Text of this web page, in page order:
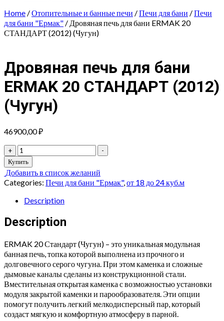
Home /Отопительные и банные печи /Печи для бани /Печи
для бани "Ермак" / Дровяная печь для бани ERMAK 20
СТАНДАРТ (2012) (Чугун)
Дровяная печь для бани
ERMAK 20 СТАНДАРТ (2012)
(Чугун)
46900,00₽
+
Дровяная
печь
для
бани
ERMAK
20
СТАНДАРТ
(2012)
(Чугун)
-
Купить
Добавить в список желаний
Categories: Печи для бани "Ермак", от 18 до 24 куб.м
Description
Description
ERMAK 20 Стандарт (Чугун) – это уникальная модульная
банная печь, топка которой выполнена из прочного и
долговечного серого чугуна. При этом каменка и сложные
дымовые каналы сделаны из конструкционной стали.
Вместительная открытая каменка с возможностью установки
модуля закрытой каменки и парообразователя. Эти опции
помогут получить легкий мелкодисперсный пар, который
создаст мягкую и комфортную атмосферу в парной.